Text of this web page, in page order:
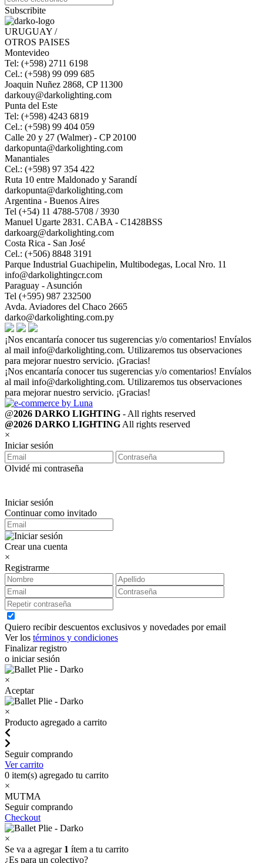
Subscribite
URUGUAY /
OTROS PAISES
Montevideo
Tel: (+598) 2711 6198
Cel.: (+598) 99 099 685
Joaquin Nuñez 2868, CP 11300
darkouy@darkolighting.com
Punta del Este
Tel: (+598) 4243 6819
Cel.: (+598) 99 404 059
Calle 20 y 27 (Walmer) - CP 20100
darkopunta@darkolighting.com
Manantiales
Cel.: (+598) 97 354 422
Ruta 10 entre Maldonado y Sarandí
darkopunta@darkolighting.com
Argentina - Buenos Aires
Tel (+54) 11 4788-5708 / 3930
Manuel Ugarte 2831. CABA - C1428BSS
darkoarg@darkolighting.com
Costa Rica - San José
Cel.: (+506) 8848 3191
Parque Industrial Guachipelin, Multibodegas, Local Nro. 11
info@darkolightingcr.com
Paraguay - Asunción
Tel (+595) 987 232500
Avda. Aviadores del Chaco 2665
darko@darkolighting.com.py
¡Nos encantaría conocer tus sugerencias y/o comentarios! Envíalos
al mail info@darkolighting.com. Utilizaremos tus observaciones
para mejorar nuestro servicio. ¡Gracias!
¡Nos encantaría conocer tus sugerencias y/o comentarios! Envíalos
al mail info@darkolighting.com. Utilizaremos tus observaciones
para mejorar nuestro servicio. ¡Gracias!
@2026 DARKO LIGHTING - All rights reserved
@2026 DARKO LIGHTINGAll rights reserved
×
Iniciar sesión
Olvidé mi contraseña
Iniciar sesión
Continuar como invitado
Crear una cuenta
×
Registrarme
Quiero recibir descuentos exclusivos y novedades por email
Ver los términos y condiciones
Finalizar registro
o iniciar sesión
×
Aceptar
×
Producto agregado a carrito
Seguir comprando
Ver carrito
0 item(s) agregado tu carrito
×
MUTMA
Seguir comprando
Checkout
×
Se va a agregar 1 ítem a tu carrito
¿Es para un colectivo?